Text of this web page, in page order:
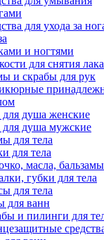
для ухода за
и ногтями
для снятия лака
и скрабы для рук
для душа женские
для душа мужские
для тела
для тела
масла, бальзамы
губки для тела
для тела
для ванн
и пилинги для